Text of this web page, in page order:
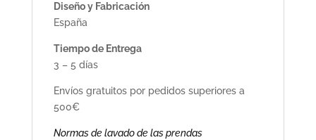
Diseño y Fabricación
España
Tiempo de Entrega
3 – 5 días
Envíos gratuitos por pedidos superiores a
500€
Normas de lavado de las prendas